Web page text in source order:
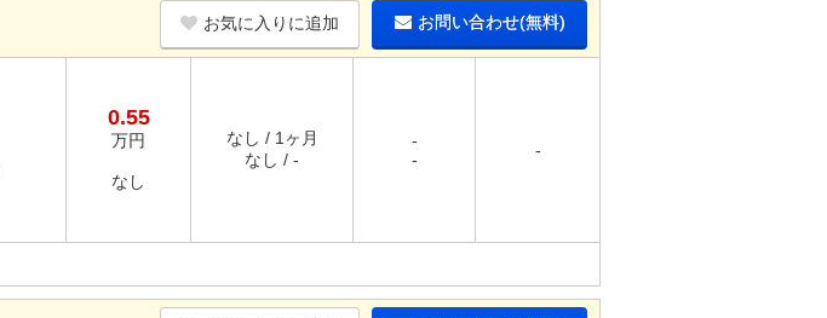
お気に入りに追加 お問い合わせ(無料)
0.55
万円
なし
なし / 1ヶ月
なし / -
-
-
-